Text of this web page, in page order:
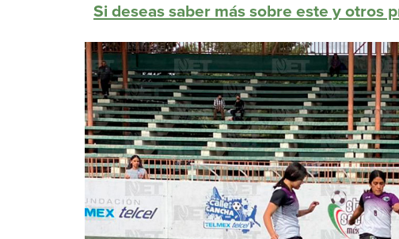
Si deseas saber más sobre este y otros